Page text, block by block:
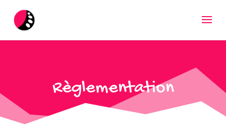
Règlementation